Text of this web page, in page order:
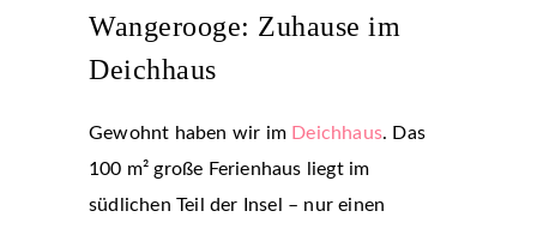
Wangerooge: Zuhause im
Deichhaus
Gewohnt haben wir im Deichhaus. Das
100 m² große Ferienhaus liegt im
südlichen Teil der Insel – nur einen